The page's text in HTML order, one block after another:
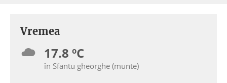
Vremea
17.8 ºC
în Sfantu gheorghe (munte)